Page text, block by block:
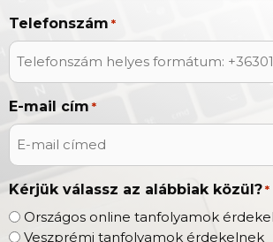
Telefonszám *
E-mail cím *
Kérjük válassz az alábbiak közül? *
Országos online tanfolyamok
Veszprémi tanfolyamok érdekelnek